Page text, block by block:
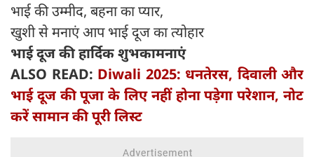
भाई की उम्मीद, बहना का प्यार,
खुशी से मनाएं आप भाई दूज का त्योहार
भाई दूज की हार्दिक शुभकामनाएं
ALSO READ: Diwali 2025: धनतेरस, दिवाली और
भाई दूज की पूजा के लिए नहीं होना पड़ेगा परेशान, नोट
करें सामान की पूरी लिस्ट